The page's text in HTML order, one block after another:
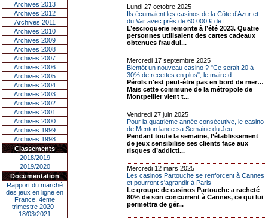
Archives 2013
Archives 2012
Archives 2011
Archives 2010
Archives 2009
Archives 2008
Archives 2007
Archives 2006
Archives 2005
Archives 2004
Archives 2003
Archives 2002
Archives 2001
Archives 2000
Archives 1999
Archives 1998
Classements
2018/2019
2019/2020
Documentation
Rapport du marché
des jeux en ligne en
France, 4eme
trimestre 2020 -
18/03/2021
Lundi 27 octobre 2025
Ils écumaient les casinos de la Côte d’Azur et
du Var avec près de 60 000 € de f...
L’escroquerie remonte à l’été 2023. Quatre
personnes utilisaient des cartes cadeaux
obtenues fraudul...
Mercredi 17 septembre 2025
Bientôt un nouveau casino ? "Ce serait 20 à
30% de recettes en plus", le maire d...
Pérols n'est peut-être pas en bord de mer…
Mais cette commune de la métropole de
Montpellier vient t...
Vendredi 27 juin 2025
Pour la quatrième année consécutive, le casino
de Menton lance sa Semaine du Jeu...
Pendant toute la semaine, l’établissement
de jeux sensibilise ses clients face aux
risques d’addicti...
Mercredi 12 mars 2025
Les casinos Partouche se renforcent à Cannes
et pourront s'agrandir à Paris
Le groupe de casinos Partouche a racheté
80% de son concurrent à Cannes, ce qui lui
permettra de gér...